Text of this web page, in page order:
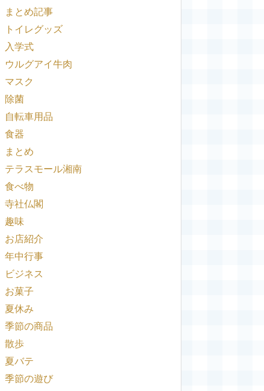
まとめ記事
トイレグッズ
入学式
ウルグアイ牛肉
マスク
除菌
自転車用品
食器
まとめ
テラスモール湘南
食べ物
寺社仏閣
趣味
お店紹介
年中行事
ビジネス
お菓子
夏休み
季節の商品
散歩
夏バテ
季節の遊び